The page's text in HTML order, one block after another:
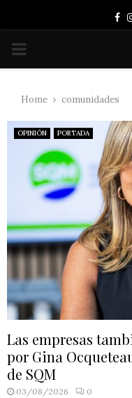
PRIMARY
Home comunidades
OPINIÓN PORTADA
Las empresas
por Gina
de SQM
03/08/2026 0